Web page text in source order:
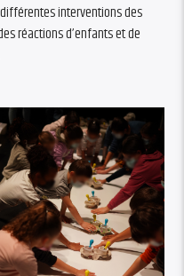
interventions des
réactions d’enfants et de